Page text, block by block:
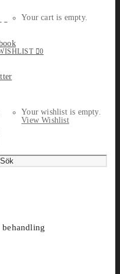
Your cart is empty.
0
Your wishlist is empty.
View Wishlist
behandling